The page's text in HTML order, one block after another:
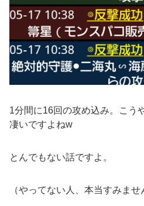
1分間に16回の攻め込み。こう
凄いですよねw
とんでもない話ですよ。
（やってない人、本当すみませ